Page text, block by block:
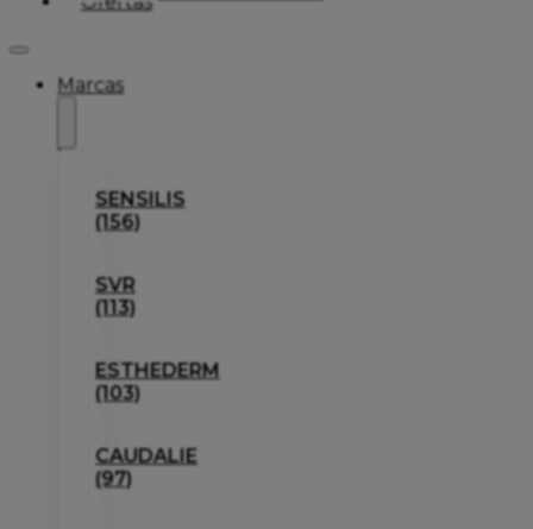
Marcas
SENSILIS
(156)
SVR
(113)
ESTHEDERM
(103)
CAUDALIE
(97)